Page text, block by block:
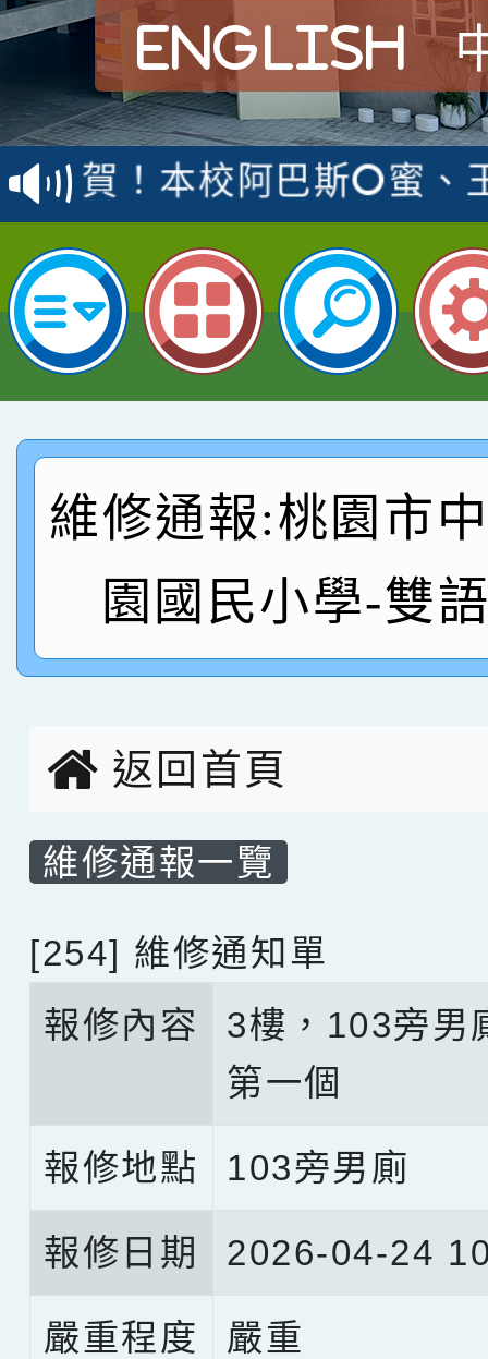
English
賀！本校參加桃園市中
賽 洪綺君教師榮獲社
名
賀！本校阿巴斯O蜜、
倩參加桃園市科展 國
名 指導老師王老師、
賀！本校四年二班張O
桃園市英語競賽國小朗
名，指導老師林老師
賀！本校參加桃園市中
賽 劉文瑛教師榮獲教
賀！本校參與2026世
名
倩參加桃園市科展 國
名 指導老師王老師、
賀！本校四年二班張O
桃園市英語競賽國小朗
名，指導老師林老師
賀！本校參加桃園市中
賽 劉文瑛教師榮獲教
賀！本校參與2026世
創客第三名。
維修通報:桃園市
園國民小學-雙
返回首頁
維修通報一覽
[254] 維修通知單
報修內容
3樓，103旁男
第一個
報修地點 103旁男廁
報修日期 2026-04-24
嚴重程度 嚴重